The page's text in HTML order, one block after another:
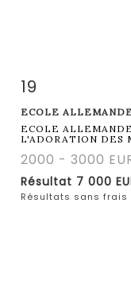
Fiche détaillée
19
ECOLE
ECOLE
L'ADORATION DES
2000 - 3000
Résultat 7 000
Résultats sans frais